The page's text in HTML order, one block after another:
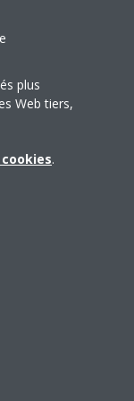
plus
Web tiers,
.